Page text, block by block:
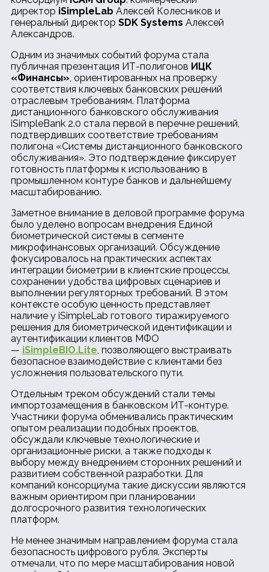
директор iSimpleLab Алексей Колесников и
генеральный директор SDK Systems Алексей
Александров.
Одним из значимых событий форума стала
публичная презентация ИТ-полигонов ИЦК
«Финансы», ориентированных на проверку
соответствия ключевых банковских решений
отраслевым требованиям. Платформа
дистанционного банковского обслуживания
iSimpleBank 2.0 стала первой в перечне решений,
подтвердивших соответствие требованиям
полигона «Системы дистанционного банковского
обслуживания». Это подтверждение фиксирует
готовность платформы к использованию в
промышленном контуре банков и дальнейшему
масштабированию.
Заметное внимание в деловой программе форума
было уделено вопросам внедрения Единой
биометрической системы в сегменте
микрофинансовых организаций. Обсуждение
фокусировалось на практических аспектах
интеграции биометрии в клиентские процессы,
сохранении удобства цифровых сценариев и
выполнении регуляторных требований. В этом
контексте особую ценность представляет
наличие у iSimpleLab готового тиражируемого
решения для биометрической идентификации и
аутентификации клиентов МФО
— iSimpleBIO.Lite, позволяющего выстраивать
безопасное взаимодействие с клиентами без
усложнения пользовательского пути.
Отдельным треком обсуждений стали темы
импортозамещения в банковском ИТ-контуре.
Участники форума обменивались практическим
опытом реализации подобных проектов,
обсуждали ключевые технологические и
организационные риски, а также подходы к
выбору между внедрением сторонних решений и
развитием собственной разработки. Для
компаний консорциума такие дискуссии являются
важным ориентиром при планировании
долгосрочного развития технологических
платформ.
Не менее значимым направлением форума стала
безопасность цифрового рубля. Эксперты
отмечали, что по мере масштабирования новой